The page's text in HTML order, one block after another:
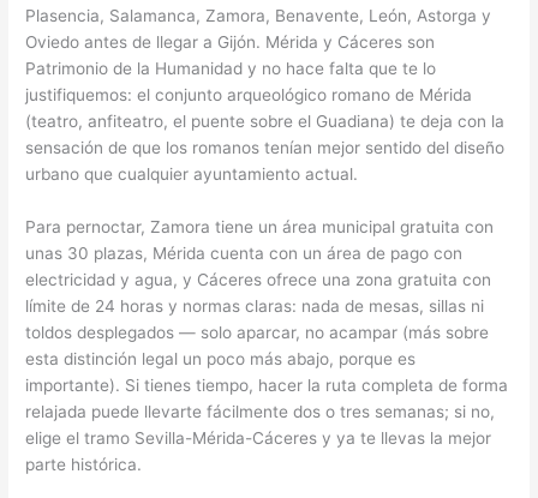
Plasencia, Salamanca, Zamora, Benavente, León, Astorga y
Oviedo antes de llegar a Gijón. Mérida y Cáceres son
Patrimonio de la Humanidad y no hace falta que te lo
justifiquemos: el conjunto arqueológico romano de Mérida
(teatro, anfiteatro, el puente sobre el Guadiana) te deja con la
sensación de que los romanos tenían mejor sentido del diseño
urbano que cualquier ayuntamiento actual.
Para pernoctar, Zamora tiene un área municipal gratuita con
unas 30 plazas, Mérida cuenta con un área de pago con
electricidad y agua, y Cáceres ofrece una zona gratuita con
límite de 24 horas y normas claras: nada de mesas, sillas ni
toldos desplegados — solo aparcar, no acampar (más sobre
esta distinción legal un poco más abajo, porque es
importante). Si tienes tiempo, hacer la ruta completa de forma
relajada puede llevarte fácilmente dos o tres semanas; si no,
elige el tramo Sevilla-Mérida-Cáceres y ya te llevas la mejor
parte histórica.